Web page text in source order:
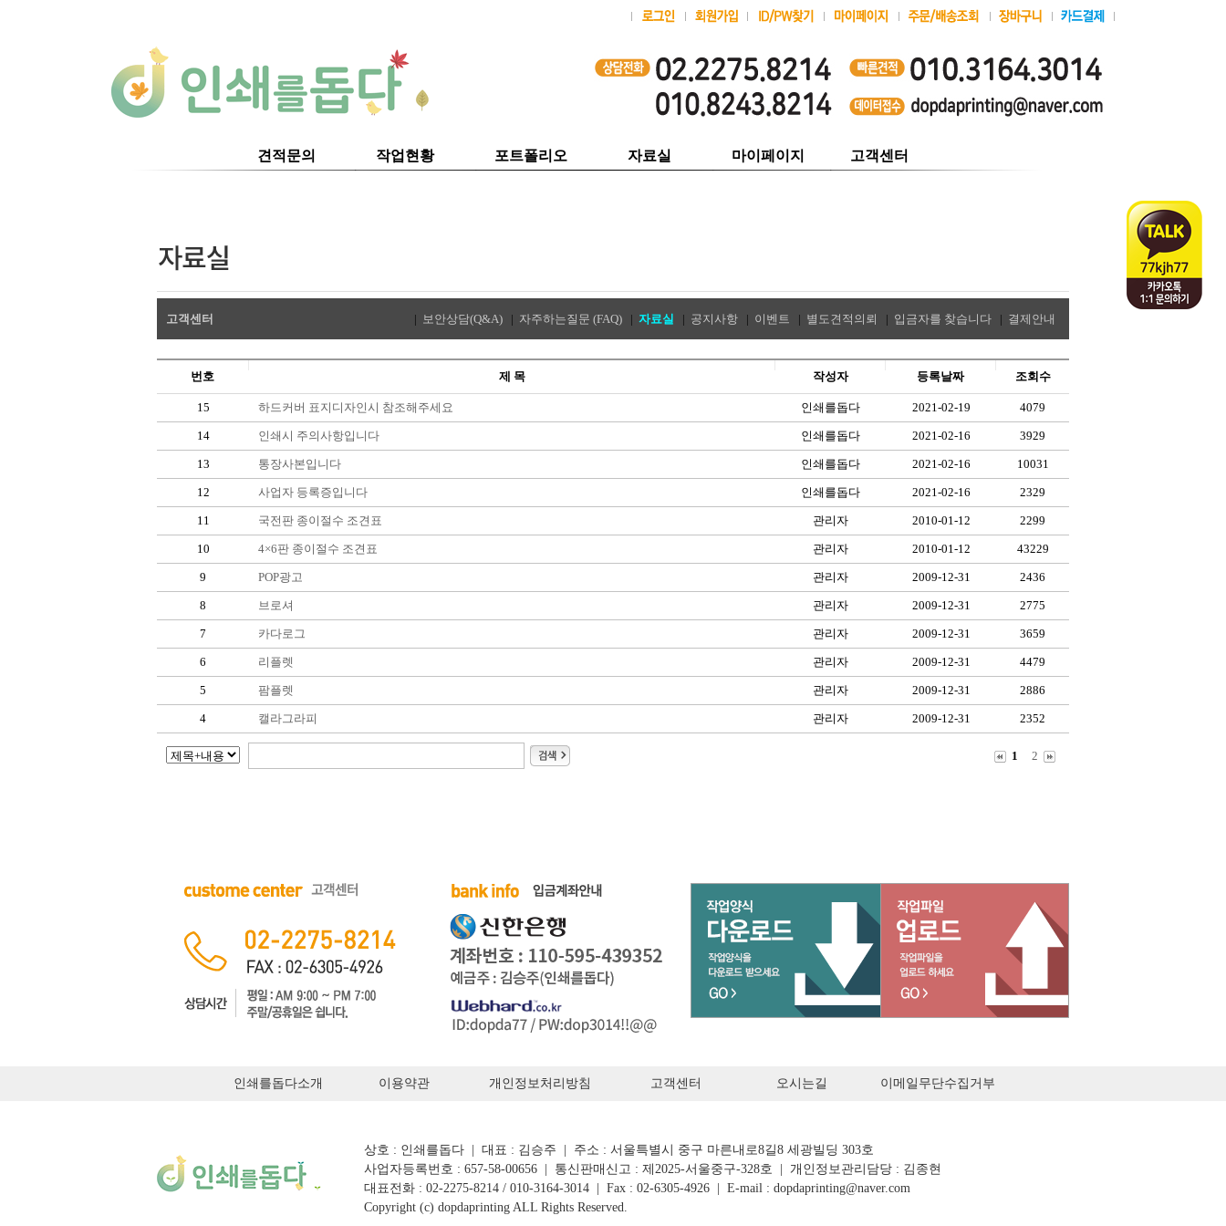
견적문의 작업현황 포트폴리오 자료실 마이페이지 고객센터
고객센터 | 보안상담(Q&A) | 자주하는질문 (FAQ) | 자료실 | 공지사항 | 이벤트 | 별도견적의뢰 | 입금자를 찾습니다 | 결제안내
번호 제 목 작성자 등록날짜 조회수
15 하드커버 표지디자인시 참조해주세요 인쇄를돕다 2021-02-19 4079
14 인쇄시 주의사항입니다 인쇄를돕다 2021-02-16 3929
13 통장사본입니다 인쇄를돕다 2021-02-16 10031
12 사업자 등록증입니다 인쇄를돕다 2021-02-16 2329
11 국전판 종이절수 조견표 관리자 2010-01-12 2299
10 4×6판 종이절수 조견표 관리자 2010-01-12 43229
9 POP광고 관리자 2009-12-31 2436
8 브로셔 관리자 2009-12-31 2775
7 카다로그 관리자 2009-12-31 3659
6 리플렛 관리자 2009-12-31 4479
5 팜플렛 관리자 2009-12-31 2886
4 캘라그라피 관리자 2009-12-31 2352
1 2
인쇄를돕다소개 이용약관 개인정보처리방침 고객센터 오시는길 이메일무단수집거부
상호 : 인쇄를돕다 | 대표 : 김승주 | 주소 : 서울특별시 중구 마른내로8길8 세광빌딩 303호
사업자등록번호 : 657-58-00656 | 통신판매신고 : 제2025-서울중구-328호 | 개인정보관리담당 : 김종현
대표전화 : 02-2275-8214 / 010-3164-3014 | Fax : 02-6305-4926 | E-mail : dopdaprinting@naver.com
Copyright (c) dopdaprinting ALL Rights Reserved.